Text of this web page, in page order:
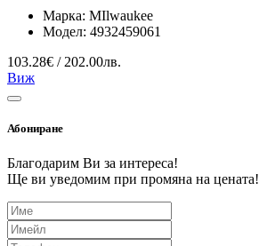
Марка: MIlwaukee
Модел: 4932459061
103.28€ / 202.00лв.
Виж
Абониране
Благодарим Ви за интереса!
Ще ви уведомим при промяна на цената!